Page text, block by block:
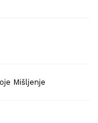
Mišljenje